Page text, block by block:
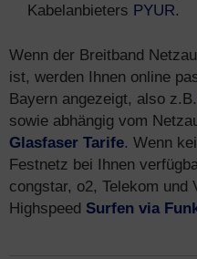
Kabelanbieters PYUR.
Wenn der Breitband
ist, werden Ihnen online
Bayern angezeigt, also z.B.
sowie abhängig vom
Glasfaser Tarife. Wenn
Festnetz bei Ihnen
congstar, o2, Telekom und
Highspeed Surfen via